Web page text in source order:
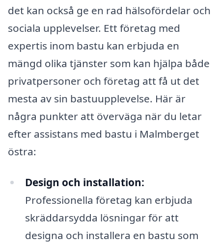
det kan också ge en rad hälsofördelar och
sociala upplevelser. Ett företag med
expertis inom bastu kan erbjuda en
mängd olika tjänster som kan hjälpa både
privatpersoner och företag att få ut det
mesta av sin bastuupplevelse. Här är
några punkter att överväga när du letar
efter assistans med bastu i Malmberget
östra:
Design och installation:
Professionella företag kan erbjuda
skräddarsydda lösningar för att
designa och installera en bastu som